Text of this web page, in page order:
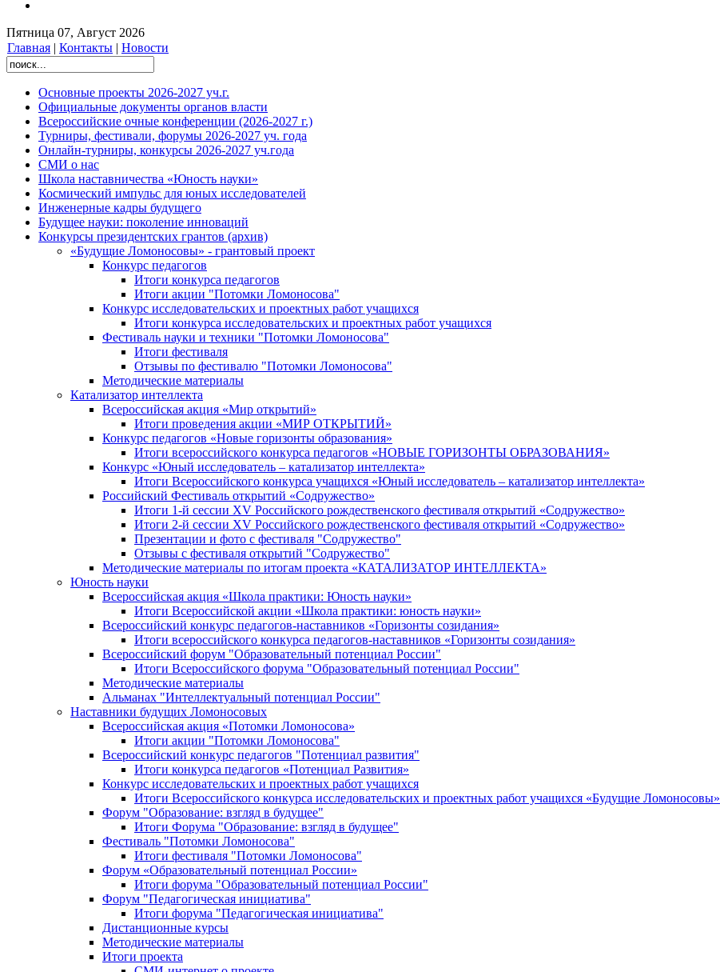
Пятница 07, Август 2026
Главная | Контакты | Новости
Основные проекты 2026-2027 уч.г.
Официальные документы органов власти
Всероссийские очные конференции (2026-2027 г.)
Турниры, фестивали, форумы 2026-2027 уч. года
Онлайн-турниры, конкурсы 2026-2027 уч.года
СМИ о нас
Школа наставничества «Юность науки»
Космический импульс для юных исследователей
Инженерные кадры будущего
Будущее науки: поколение инноваций
Конкурсы президентских грантов (архив)
«Будущие Ломоносовы» - грантовый проект
Конкурс педагогов
Итоги конкурса педагогов
Итоги акции "Потомки Ломоносова"
Конкурс исследовательских и проектных работ учащихся
Итоги конкурса исследовательских и проектных работ учащихся
Фестиваль науки и техники "Потомки Ломоносова"
Итоги фестиваля
Отзывы по фестивалю "Потомки Ломоносова"
Методические материалы
Катализатор интеллекта
Всероссийская акция «Мир открытий»
Итоги проведения акции «МИР ОТКРЫТИЙ»
Конкурс педагогов «Новые горизонты образования»
Итоги всероссийского конкурса педагогов «НОВЫЕ ГОРИЗОНТЫ ОБРАЗОВАНИЯ»
Конкурс «Юный исследователь – катализатор интеллекта»
Итоги Всероссийского конкурса учащихся «Юный исследователь – катализатор интеллекта»
Российский Фестиваль открытий «Содружество»
Итоги 1-й сессии XV Российского рождественского фестиваля открытий «Содружество»
Итоги 2-й сессии XV Российского рождественского фестиваля открытий «Содружество»
Презентации и фото с фестиваля "Содружество"
Отзывы с фестиваля открытий "Содружество"
Методические материалы по итогам проекта «КАТАЛИЗАТОР ИНТЕЛЛЕКТА»
Юность науки
Всероссийская акция «Школа практики: Юность науки»
Итоги Всероссийской акции «Школа практики: юность науки»
Всероссийский конкурс педагогов-наставников «Горизонты созидания»
Итоги всероссийского конкурса педагогов-наставников «Горизонты созидания»
Всероссийский форум "Образовательный потенциал России"
Итоги Всероссийского форума "Образовательный потенциал России"
Методические материалы
Альманах "Интеллектуальный потенциал России"
Наставники будущих Ломоносовых
Всероссийская акция «Потомки Ломоносова»
Итоги акции "Потомки Ломоносова"
Всероссийский конкурс педагогов "Потенциал развития"
Итоги конкурса педагогов «Потенциал Развития»
Конкурс исследовательских и проектных работ учащихся
Итоги Всероссийского конкурса исследовательских и проектных работ учащихся «Будущие Ломоносовы»
Форум "Образование: взгляд в будущее"
Итоги Форума "Образование: взгляд в будущее"
Фестиваль "Потомки Ломоносова"
Итоги фестиваля "Потомки Ломоносова"
Форум «Образовательный потенциал России»
Итоги форума "Образовательный потенциал России"
Форум "Педагогическая инициатива"
Итоги форума "Педагогическая инициатива"
Дистанционные курсы
Методические материалы
Итоги проекта